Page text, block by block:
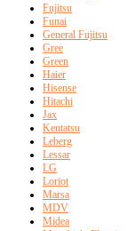
Fujitsu
Funai
General Fujitsu
Gree
Green
Haier
Hisense
Hitachi
Jax
Kentatsu
Leberg
Lessar
LG
Loriot
Marsa
MDV
Midea